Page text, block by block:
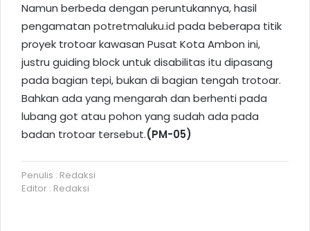
Namun berbeda dengan peruntukannya, hasil
pengamatan potretmaluku.id pada beberapa titik
proyek trotoar kawasan Pusat Kota Ambon ini,
justru guiding block untuk disabilitas itu dipasang
pada bagian tepi, bukan di bagian tengah trotoar.
Bahkan ada yang mengarah dan berhenti pada
lubang got atau pohon yang sudah ada pada
badan trotoar tersebut.(PM-05)
Penulis : Redaksi
Editor : Redaksi